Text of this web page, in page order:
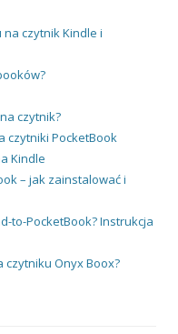
na czytnik Kindle i
czytnik?
czytniki PocketBook
Kindle
– jak zainstalować i
to-PocketBook? Instrukcja
czytniku Onyx Boox?